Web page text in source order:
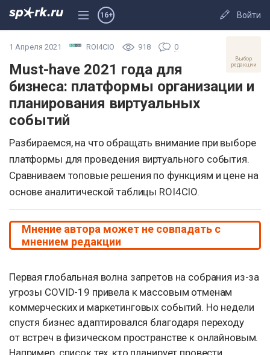
Войти
16+
Выбор
редакции
1 Апреля 2021 ROI4CIO 918 0
Must-have 2021 года для
бизнеса: платформы организации и
планирования виртуальных
событий
Разбираемся, на что обращать внимание при выборе
платформы для проведения виртуального события.
Сравниваем топовые решения по функциям и цене на
основе аналитической таблицы ROI4CIO.
Мнение автора может не совпадать с
мнением редакции
Первая глобальная волна запретов на собрания из-за
угрозы COVID-19 привела к массовым отменам
коммерческих и маркетинговых событий. Но недели
спустя бизнес адаптировался благодаря переходу
от встреч в физическом пространстве к онлайновым.
Например, список тех, кто планирует провести